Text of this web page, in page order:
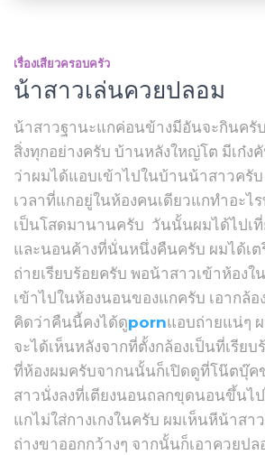
เรื่องเสียวครอบครัว
น้าสาวเล่นควยปลอม
น้าสาวฐานะแกค่อนข้างมีอันจะกินครั
สิ่งทุกอย่างครับ บ้านหลังใหญ่โต มีเก๋ง
ว่าผมได้แอบเข้าไปในบ้านน้าสาวครั
เวลาที่แกอยู่ในห้องคนเดียวแกทำอะไ
เป็นโสดมานานครับ วันนั้นผมได้ไปเ
และนอนค้างที่นั่นหนึ่งคืนครับ ผมได้เต
ถ่ายเรียบร้อยครับ พอน้าสาวเข้าห้อง
เข้าไปในห้องนอนของแกครับ เอากล้
คิดว่าคืนนี้คงได้ดูpornแอบถ่ายแน่ๆ
จะได้เห็นหลังจากที่ตั้งกล้องเป็นที่เรีย
ที่ห้องผมครับจากนนั้นก็เปิดดูที่โน๊ตบุ๊ค
สาวนั่งลงที่เตียงนอนถลกขุดนอนขึ้นไ
แกไม่ใส่กางเกงในครับ ผมเห็นหีน้าส
ถ่างขาออกกว้างๆ จากนั้นก็เอาควยป